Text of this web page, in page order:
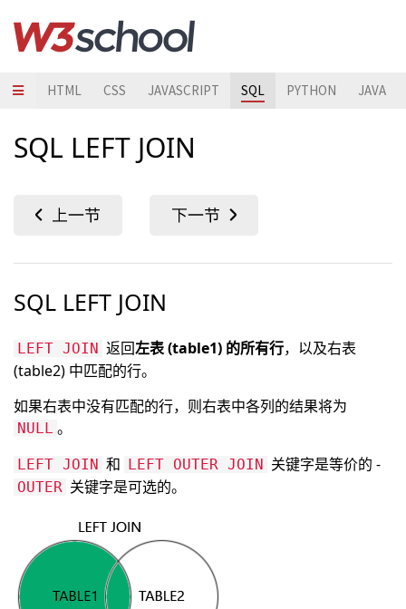
HTML CSS JAVASCRIPT SQL PYTHON JAVA
SQL LEFT JOIN
SQL LEFT JOIN
LEFT JOIN 返回左表 (table1) 的所有行，以及右表
(table2) 中匹配的行。
如果右表中没有匹配的行，则右表中各列的结果将为
NULL 。
LEFT JOIN 和 LEFT OUTER JOIN 关键字是等价的 -
OUTER 关键字是可选的。